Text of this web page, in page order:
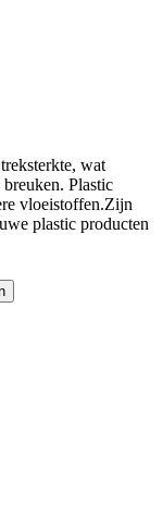
wat
breuken. Plastic
vloeistoffen.Zijn
plastic producten